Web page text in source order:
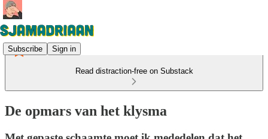
Subscribe Sign in
Read distraction-free on Substack
De opmars van het klysma